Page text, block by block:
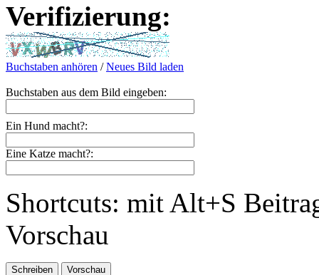
Verifizierung:
Buchstaben anhören /Neues Bild laden
Buchstaben aus dem Bild eingeben:
Ein Hund macht?:
Eine Katze macht?:
Shortcuts: mit Alt+S
Vorschau